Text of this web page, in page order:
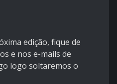
edição, fique de
e nos e-mails de
logo soltaremos o